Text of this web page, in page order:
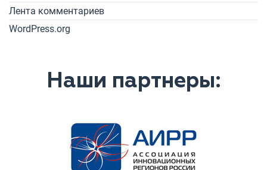
Лента комментариев
WordPress.org
Наши партнеры: